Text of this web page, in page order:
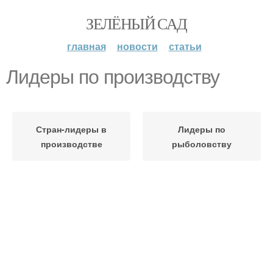
ЗЕЛЁНЫЙ САД
главная новости статьи
Лидеры по производству
Стран-лидеры в
производстве
Лидеры по
рыболовству